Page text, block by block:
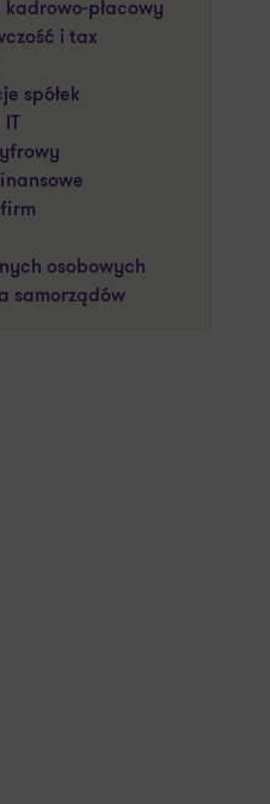
płacowy
i tax
spółek
osobowych
samorządów